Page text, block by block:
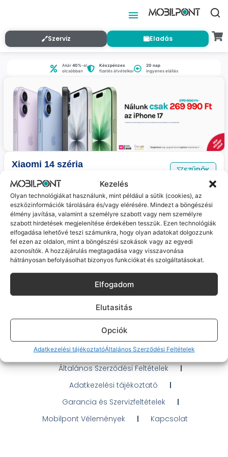
Kezelés
Olyan technológiákat használunk, mint például a sütik (cookies), az
eszközinformációk tárolására és/vagy elérésére. Mindezt a böngészési
élmény javítása, valamint a személyre szabott vagy nem személyre
szabott hirdetések megjelenítése érdekében tesszük. Ezen technológiák
elfogadása lehetővé teszi számunkra, hogy olyan adatokat dolgozzunk
fel ezen az oldalon, mint a böngészési szokások vagy az egyedi
azonosítók. A hozzájárulás megtagadása vagy visszavonása
hátrányosan befolyásolhat bizonyos funkciókat és szolgáltatásokat.
Elfogadom
Elutasitás
Opciók
Adatkezelési tájékoztatóÁltalános Szerződési Feltételek
Szerviz Eladás
Akár40%-al
olcsóbban
Készpénzes
fizetés átvételkor
20 nap
ingyenes elállás
Xiaomi 14 széria
SZŰRŐK
Jelenleg nincs ilyen termékünk :(
Gyakran Ismételt Kérdések
Probléma jelentés / Elállás
OTP Áruhitel Tájékoztató
Klarna fizetési tájékoztató
Általános Szerződési Feltételek
Adatkezelési tájékoztató
Garancia és Szervizfeltételek
Mobilpont Vélemények
Kapcsolat